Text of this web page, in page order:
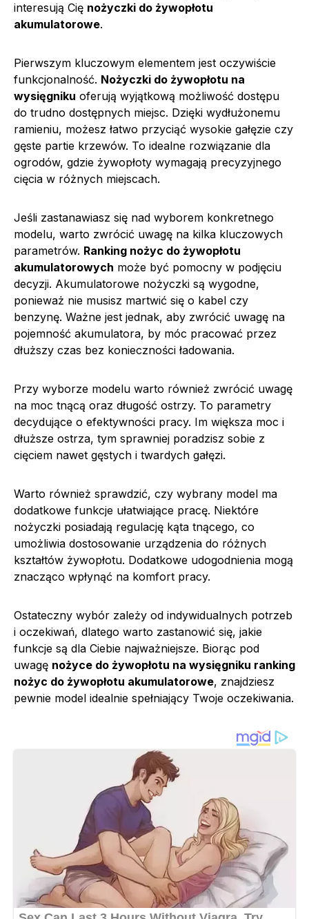
interesują Cię nożyczki do żywopłotu
akumulatorowe.
Pierwszym kluczowym elementem jest oczywiście
funkcjonalność. Nożyczki do żywopłotu na
wysięgniku oferują wyjątkową możliwość dostępu
do trudno dostępnych miejsc. Dzięki wydłużonemu
ramieniu, możesz łatwo przyciąć wysokie gałęzie czy
gęste partie krzewów. To idealne rozwiązanie dla
ogrodów, gdzie żywopłoty wymagają precyzyjnego
cięcia w różnych miejscach.
Jeśli zastanawiasz się nad wyborem konkretnego
modelu, warto zwrócić uwagę na kilka kluczowych
parametrów. Ranking nożyc do żywopłotu
akumulatorowych może być pomocny w podjęciu
decyzji. Akumulatorowe nożyczki są wygodne,
ponieważ nie musisz martwić się o kabel czy
benzynę. Ważne jest jednak, aby zwrócić uwagę na
pojemność akumulatora, by móc pracować przez
dłuższy czas bez konieczności ładowania.
Przy wyborze modelu warto również zwrócić uwagę
na moc tnącą oraz długość ostrzy. To parametry
decydujące o efektywności pracy. Im większa moc i
dłuższe ostrza, tym sprawniej poradzisz sobie z
cięciem nawet gęstych i twardych gałęzi.
Warto również sprawdzić, czy wybrany model ma
dodatkowe funkcje ułatwiające pracę. Niektóre
nożyczki posiadają regulację kąta tnącego, co
umożliwia dostosowanie urządzenia do różnych
kształtów żywopłotu. Dodatkowe udogodnienia mogą
znacząco wpłynąć na komfort pracy.
Ostateczny wybór zależy od indywidualnych potrzeb
i oczekiwań, dlatego warto zastanowić się, jakie
funkcje są dla Ciebie najważniejsze. Biorąc pod
uwagę nożyce do żywopłotu na wysięgniku ranking
nożyc do żywopłotu akumulatorowe, znajdziesz
pewnie model idealnie spełniający Twoje oczekiwania.